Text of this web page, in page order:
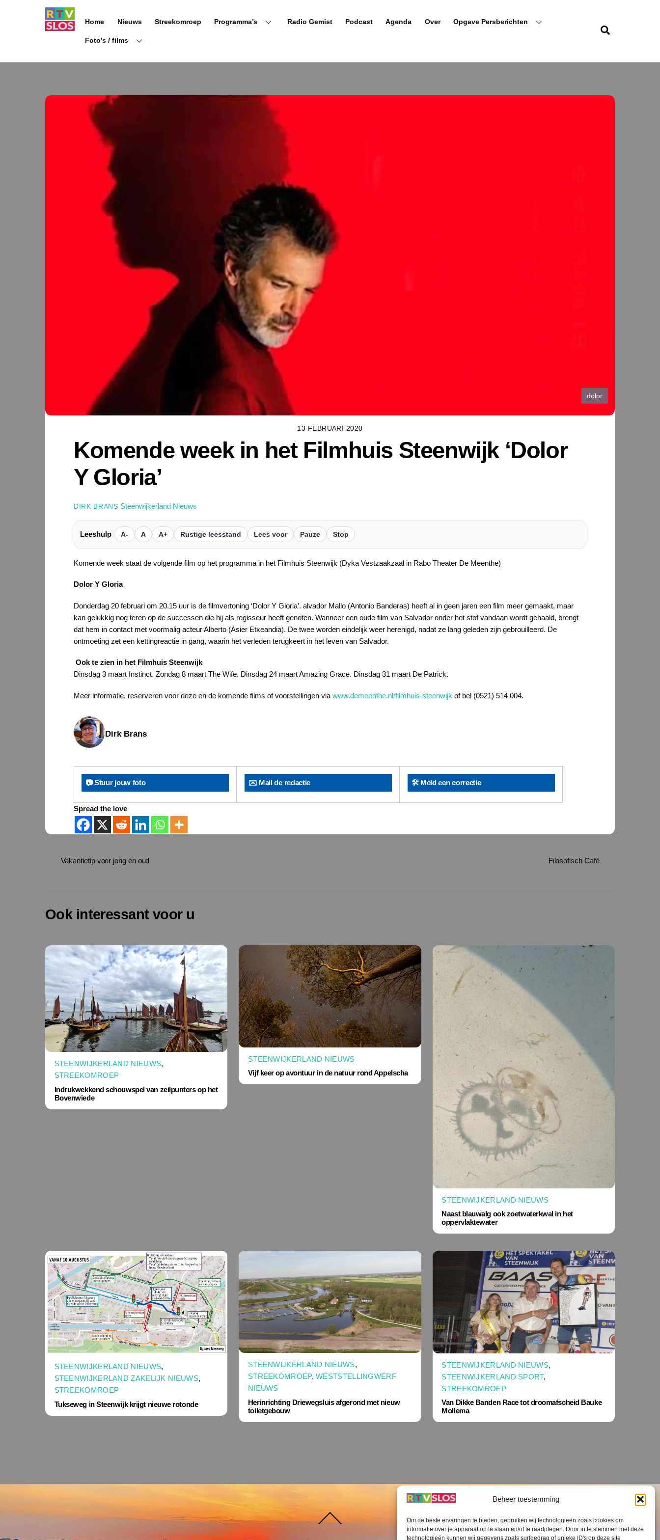
Beheer toestemming
Om de beste ervaringen te bieden, gebruiken wij technologieën zoals cookies om
informatie over je apparaat op te slaan en/of te raadplegen. Door in te stemmen met deze
technologieën kunnen wij gegevens zoals surfgedrag of unieke ID's op deze site
Home Nieuws Streekomroep Programma’s Radio Gemist Podcast Agenda Over Opgave Persberichten
Foto’s / films
dolor
13 FEBRUARI 2020
Komende week in het Filmhuis Steenwijk ‘Dolor
Y Gloria’
DIRK BRANS Steenwijkerland Nieuws
Leeshulp A- A A+ Rustige leesstand Lees voor Pauze Stop
Komende week staat de volgende film op het programma in het Filmhuis Steenwijk (Dyka Vestzaakzaal in Rabo Theater De Meenthe)
Dolor Y Gloria
Donderdag 20 februari om 20.15 uur is de filmvertoning ‘Dolor Y Gloria’. alvador Mallo (Antonio Banderas) heeft al in geen jaren een film meer gemaakt, maar
kan gelukkig nog teren op de successen die hij als regisseur heeft genoten. Wanneer een oude film van Salvador onder het stof vandaan wordt gehaald, brengt
dat hem in contact met voormalig acteur Alberto (Asier Etxeandia). De twee worden eindelijk weer herenigd, nadat ze lang geleden zijn gebrouilleerd. De
ontmoeting zet een kettingreactie in gang, waarin het verleden terugkeert in het leven van Salvador.
Ook te zien in het Filmhuis Steenwijk
Dinsdag 3 maart Instinct. Zondag 8 maart The Wife. Dinsdag 24 maart Amazing Grace. Dinsdag 31 maart De Patrick.
Meer informatie, reserveren voor deze en de komende films of voorstellingen via www.demeenthe.nl/filmhuis-steenwijk of bel (0521) 514 004.
Dirk Brans
📷 Stuur jouw foto ✉️ Mail de redactie 🛠️ Meld een correctie
Spread the love
Vakantietip voor jong en oud Filosofisch Café
Ook interessant voor u
STEENWIJKERLAND NIEUWS,
STREEKOMROEP
Indrukwekkend schouwspel van zeilpunters op het
Bovenwiede
STEENWIJKERLAND NIEUWS
Vijf keer op avontuur in de natuur rond Appelscha
STEENWIJKERLAND NIEUWS
Naast blauwalg ook zoetwaterkwal in het
oppervlaktewater
STEENWIJKERLAND NIEUWS,
STEENWIJKERLAND ZAKELIJK NIEUWS,
STREEKOMROEP
Tukseweg in Steenwijk krijgt nieuwe rotonde
STEENWIJKERLAND NIEUWS,
STREEKOMROEP,WESTSTELLINGWERF
NIEUWS
Herinrichting Driewegsluis afgerond met nieuw
toiletgebouw
STEENWIJKERLAND NIEUWS,
STEENWIJKERLAND SPORT,
STREEKOMROEP
Van Dikke Banden Race tot droomafscheid Bauke
Mollema
naar